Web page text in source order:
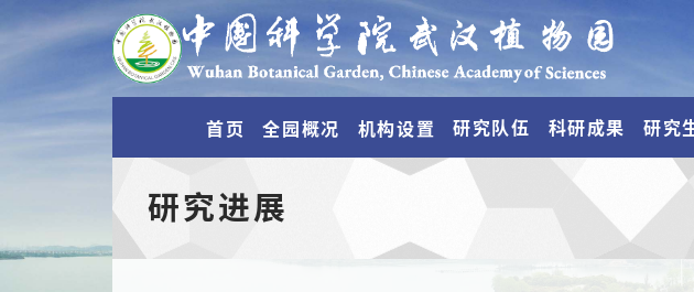
首页 全园概况 机构设置 研究队伍 科研成果 研究
研究进展